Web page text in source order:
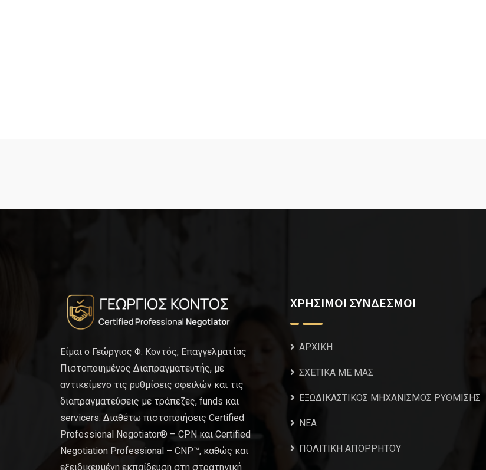
Είμαι ο Γεώργιος Φ. Κοντός, Επαγγελματίας
Πιστοποιημένος Διαπραγματευτής, με
αντικείμενο τις ρυθμίσεις οφειλών και τις
διαπραγματεύσεις με τράπεζες, funds και
servicers. Διαθέτω πιστοποιήσεις Certified
Professional Negotiator® – CPN και Certified
Negotiation Professional – CNP™, καθώς και
εξειδικευμένη εκπαίδευση στη στρατηγική
ΧΡΗΣΙΜΟΙ ΣΥΝΔΕΣΜΟΙ
ΑΡΧΙΚΗ
ΣΧΕΤΙΚΑ ΜΕ ΜΑΣ
ΕΞΩΔΙΚΑΣΤΙΚΟΣ ΜΗΧΑΝΙΣΜΟΣ ΡΥΘΜΙΣΗΣ
NEA
ΠΟΛΙΤΙΚΗ ΑΠΟΡΡΗΤΟΥ